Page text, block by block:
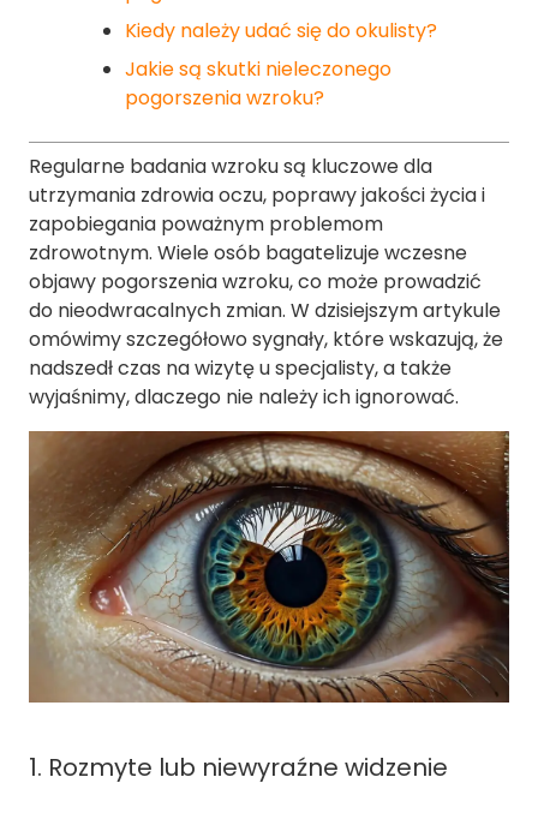
Kiedy należy udać się do okulisty?
Jakie są skutki nieleczonego
pogorszenia wzroku?
Regularne badania wzroku są kluczowe dla
utrzymania zdrowia oczu, poprawy jakości życia i
zapobiegania poważnym problemom
zdrowotnym. Wiele osób bagatelizuje wczesne
objawy pogorszenia wzroku, co może prowadzić
do nieodwracalnych zmian. W dzisiejszym artykule
omówimy szczegółowo sygnały, które wskazują, że
nadszedł czas na wizytę u specjalisty, a także
wyjaśnimy, dlaczego nie należy ich ignorować.
1. Rozmyte lub niewyraźne widzenie